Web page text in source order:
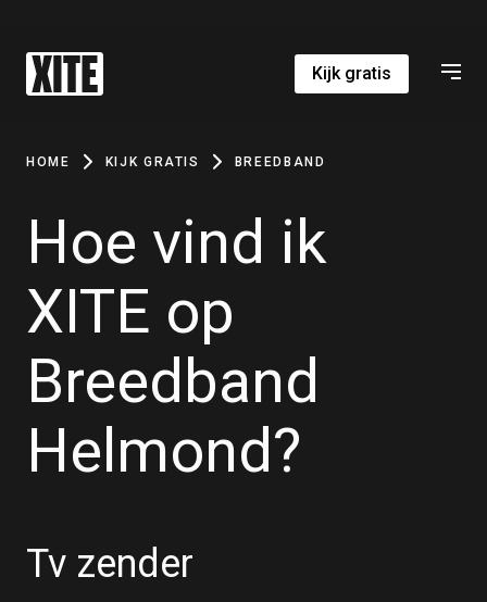
Kijk gratis
HOME KIJK GRATIS BREEDBAND
Hoe vind ik
XITE op
Breedband
Helmond?
Tv zender